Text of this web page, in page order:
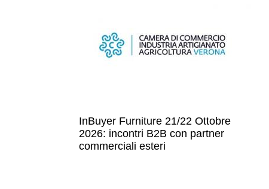
InBuyer Furniture 21/22 Ottobre
2026: incontri B2B con partner
commerciali esteri